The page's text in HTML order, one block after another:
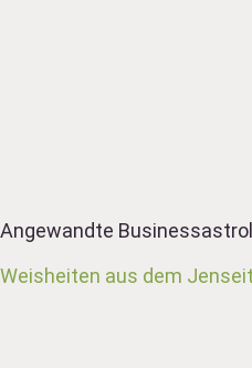
Angewandte
Weisheiten aus dem